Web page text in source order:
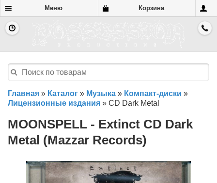
Меню Корзина
Главная » Каталог » Музыка » Компакт-диски »
Лицензионные издания » CD Dark Metal
MOONSPELL - Extinct CD Dark
Metal (Mazzar Records)